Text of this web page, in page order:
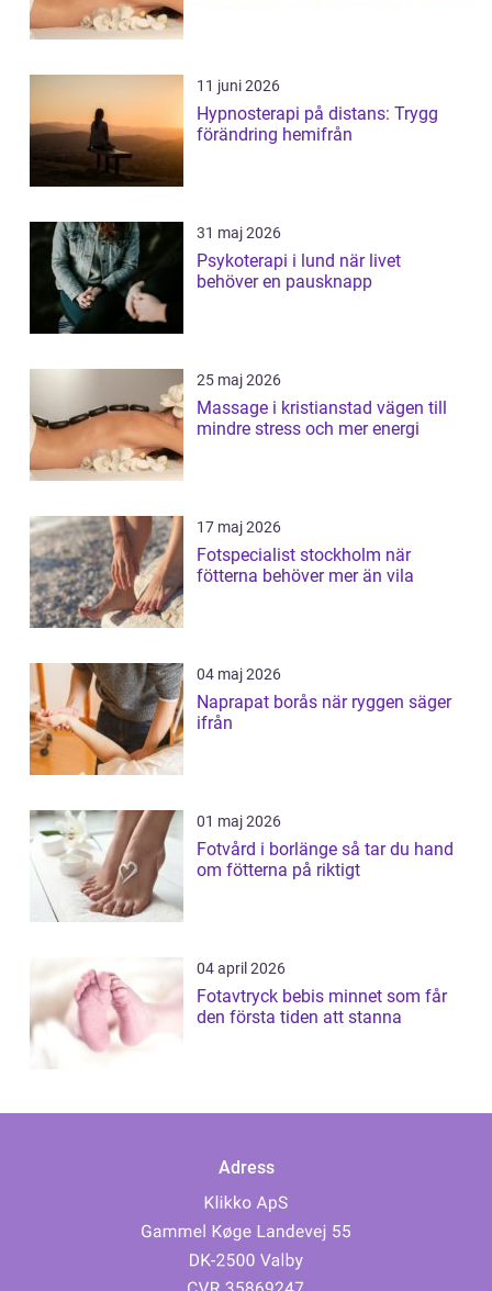
11 juni 2026
Hypnosterapi på distans: Trygg
förändring hemifrån
31 maj 2026
Psykoterapi i lund när livet
behöver en pausknapp
25 maj 2026
Massage i kristianstad vägen till
mindre stress och mer energi
17 maj 2026
Fotspecialist stockholm när
fötterna behöver mer än vila
04 maj 2026
Naprapat borås när ryggen säger
ifrån
01 maj 2026
Fotvård i borlänge så tar du hand
om fötterna på riktigt
04 april 2026
Fotavtryck bebis minnet som får
den första tiden att stanna
Adress